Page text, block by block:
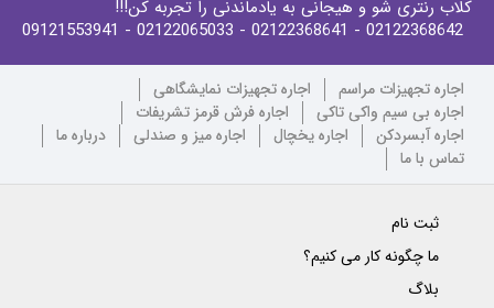
کلاب رنتری شو و هیجانی به یادماندنی را تجربه کن!!!
02122368642
- 02122368641
- 02122065033
- 09121553941
اجاره تجهیزات مراسم
اجاره تجهیزات نمایشگاهی
اجاره بی سیم واکی تاکی
اجاره فرش قرمز تشریفات
اجاره آبسردکن
اجاره یخچال اجاره میز و صندلی
درباره ما
تماس با ما
ثبت نام
ما چگونه کار می کنیم؟
بلاگ